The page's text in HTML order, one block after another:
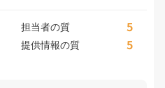
担当者の質 5
提供情報の質 5